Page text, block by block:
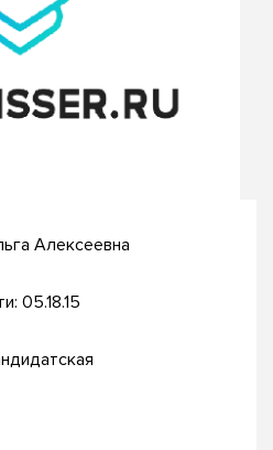
Алексеевна
05.18.15